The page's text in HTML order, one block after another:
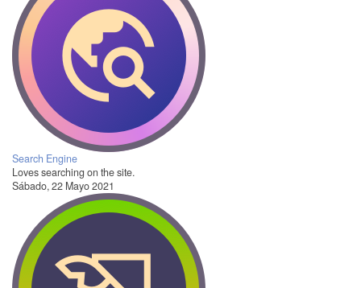
Search Engine
Loves searching on the site.
Sábado, 22 Mayo 2021